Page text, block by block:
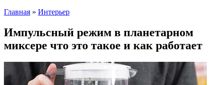
Главная » Интерьер
Импульсный режим в планетарном
миксере что это такое и как работает